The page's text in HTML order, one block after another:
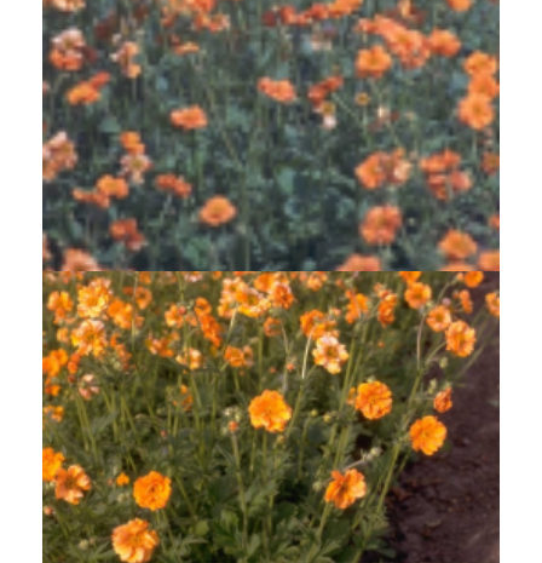
Nagelkruid
Geum chiloense 'Dolly North'